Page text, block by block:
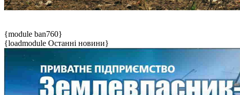
{module ban760}
{loadmodule Останні новини}